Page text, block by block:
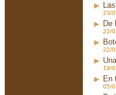
23/
De
22/
22/
19/
En
05/